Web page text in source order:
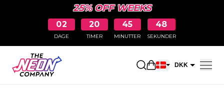
25% OFF WEEKS
02
DAGE
20
TIMER
45
MINUTTER
47
SEKUNDER
Åbn DKK
SIDEN BLEV IKKE